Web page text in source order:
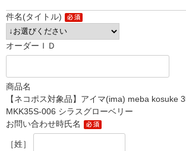
件名(タイトル)
オーダーＩＤ
商品名
【ネコポス対象品】アイマ(ima) meba kosuke
MKK35S-006 シラスグローベリー
お問い合わせ時氏名
［姓］